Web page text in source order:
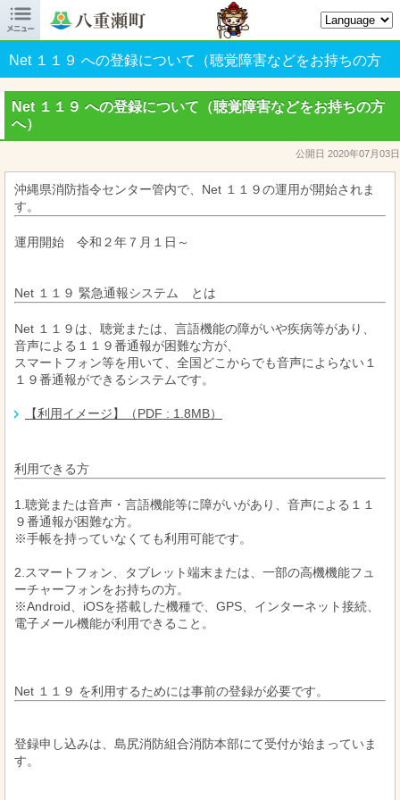
 八重瀬町オフィシャルサイト
Net １１９ への登録について（聴覚障害などをお持ちの方
へ）
Net １１９ への登録について（聴覚障害などをお持ちの方
へ）
公開日 2020年07月03日
沖縄県消防指令センター管内で、Net １１９の運用が開始されま
す。
運用開始 令和２年７月１日～
Net １１９ 緊急通報システム とは
Net １１９は、聴覚または、言語機能の障がいや疾病等があり、
音声による１１９番通報が困難な方が、
スマートフォン等を用いて、全国どこからでも音声によらない１
１９番通報ができるシステムです。
【利用イメージ】（PDF : 1.8MB）
利用できる方
1.聴覚または音声・言語機能等に障がいがあり、音声による１１
９番通報が困難な方。
※手帳を持っていなくても利用可能です。
2.スマートフォン、タブレット端末または、一部の高機機能フュ
ーチャーフォンをお持ちの方。
※Android、iOSを搭載した機種で、GPS、インターネット接続、
電子メール機能が利用できること。
Net １１９ を利用するためには事前の登録が必要です。
登録申し込みは、島尻消防組合消防本部にて受付が始まっていま
す。